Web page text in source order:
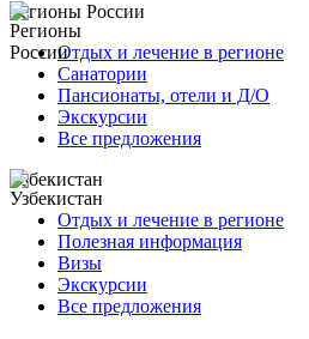
Регионы России
Отдых и лечение в регионе
Санатории
Пансионаты, отели и Д/О
Экскурсии
Все предложения
Узбекистан
Отдых и лечение в регионе
Полезная информация
Визы
Экскурсии
Все предложения